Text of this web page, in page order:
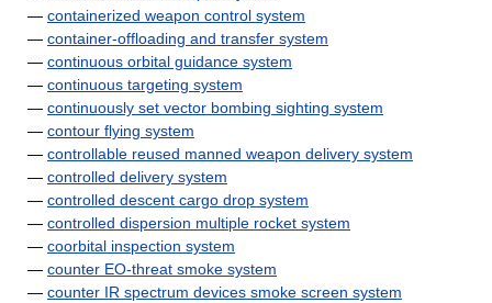
— containerized weapon control system
— container-offloading and transfer system
— continuous orbital guidance system
— continuous targeting system
— continuously set vector bombing sighting system
— contour flying system
— controllable reused manned weapon delivery system
— controlled delivery system
— controlled descent cargo drop system
— controlled dispersion multiple rocket system
— coorbital inspection system
— counter EO-threat smoke system
— counter IR spectrum devices smoke screen system